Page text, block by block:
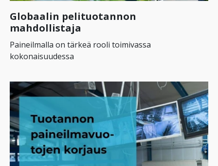
Globaalin pelituotannon
mahdollistaja
Paineilmalla on tärkeä rooli toimivassa
kokonaisuudessa